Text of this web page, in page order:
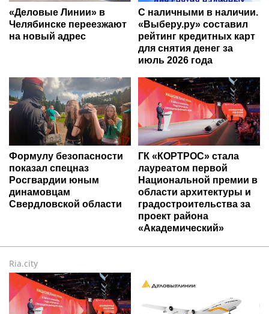
«Деловые Линии» в
Челябинске переезжают
на новый адрес
С наличными в наличии.
«Выберу.ру» составил
рейтинг кредитных карт
для снятия денег за
июль 2026 года
Формулу безопасности
показал спецназ
Росгвардии юным
динамовцам
Свердловской области
ГК «КОРТРОС» стала
лауреатом первой
Национальной премии в
области архитектуры и
градостроительства за
проект района
«Академический»
Ria.city